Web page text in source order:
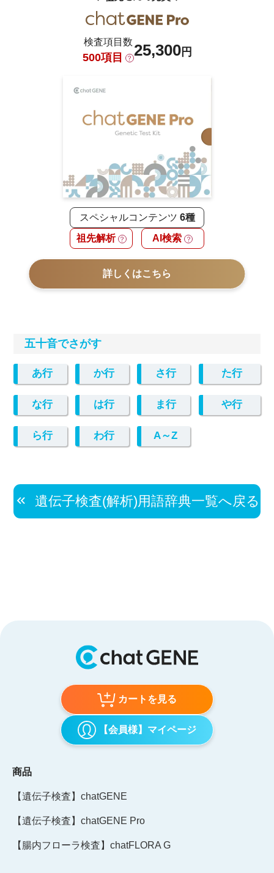
検査項目数
500項目 ？ 25,300円
スペシャルコンテンツ 6種
祖先解析 ？ AI検索 ？
詳しくはこちら
五十音でさがす
あ行 か行 さ行 た行
な行 は行 ま行 や行
ら行 わ行 A～Z
遺伝子検査(解析)用語辞典一覧へ戻る
カートを見る
【会員様】マイページ
商品
【遺伝子検査】chatGENE
【遺伝子検査】chatGENE Pro
【腸内フローラ検査】chatFLORA G